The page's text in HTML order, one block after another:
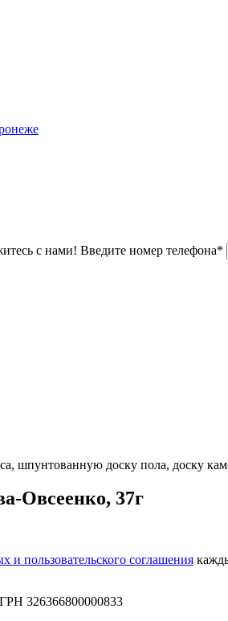
с нами! Введите номер телефона*
доску пола, доску
Овсеенко, 37г
и пользовательского соглашения
326366800000833